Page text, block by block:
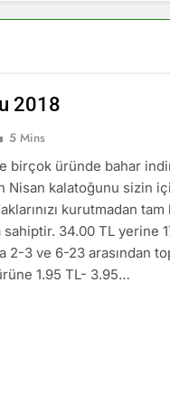
2018
5 Mins
birçok üründe bahar
kalatoğunu sizin
kurutmadan tam
34.00 TL yerine
2-3 ve 6-23 arasından
1.95 TL- 3.95…